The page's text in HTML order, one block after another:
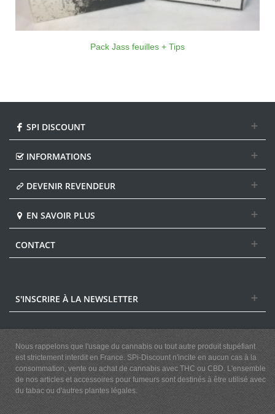
Pack Jass feuilles + Tips
SPI DISCOUNT
INFORMATIONS
DEVENIR REVENDEUR
EN SAVOIR PLUS
CONTACT
S'INSCRIRE À LA NEWSLETTER
Nous rappelons que l'usage du cannabis ou tout autre produit stupéfiant
est strictement interdit en France. SPi-Discount n'incite en aucun cas à la
consommation, vente ou achat de cannabis avec THC ou CBD. L'ensemble
de nos articles et accessoires pour fumeurs sont destinés à être utilisé avec
du tabac ou d'autres plantes légales.